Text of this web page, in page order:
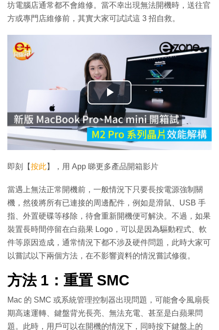
坊電腦店通常都不會維修。當不幸出現無法開機時，送往官
方或專門店維修前，其實大家可試試這 3 招自救。
播
放
影
片
即刻【按此】，用 App 睇更多產品開箱影片
當遇上無法正常開機前，一般情況下只要長按電源強制關
機，然後將所有已連接的周邊配件，例如是滑鼠、USB 手
指、外置硬碟等移除，待會重新開機便可解決。不過，如果
裝置長時間停留在白蘋果 Logo，可以是因為驅動程式、軟
件等原因造成，通常情況下都不涉及硬件問題，此時大家可
以嘗試以下兩個方法，在不影響資料的情況嘗試修復。
方法 1：重置 SMC
Mac 的 SMC 或系統管理控制器出現問題，可能會令風扇長
期高速運轉、鍵盤背光長亮、無法充電、甚至是白蘋果問
題。此時，用戶可以在開機的情況下，同時按下鍵盤上的